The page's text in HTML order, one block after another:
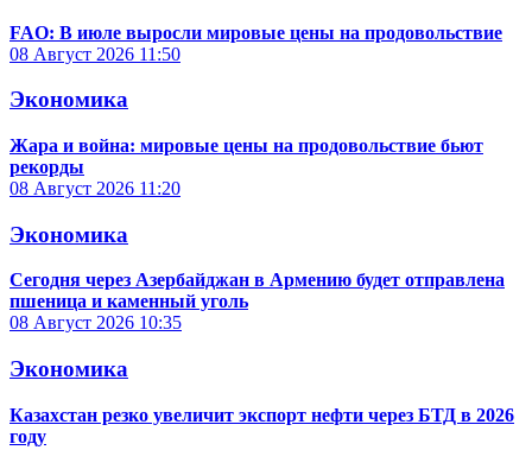
FAO: В июле выросли мировые цены на продовольствие
08 Август 2026 11:50
Экономика
Жара и война: мировые цены на продовольствие бьют
рекорды
08 Август 2026 11:20
Экономика
Сегодня через Азербайджан в Армению будет отправлена
пшеница и каменный уголь
08 Август 2026 10:35
Экономика
Казахстан резко увеличит экспорт нефти через БТД в 2026
году